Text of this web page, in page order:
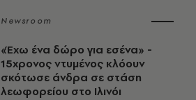
Newsroom
«Έχω ένα δώρο για εσένα» -
15χρονος ντυμένος κλόουν
σκότωσε άνδρα σε στάση
λεωφορείου στο Ιλινόι